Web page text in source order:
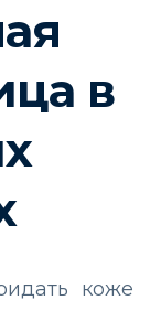
в
коже